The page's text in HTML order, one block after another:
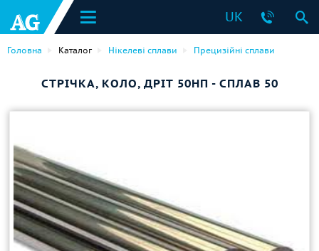
UK
Головна Каталог Нікелеві сплави Прецизійні сплави
СТРІЧКА, КОЛО, ДРІТ 50НП - СПЛАВ 50